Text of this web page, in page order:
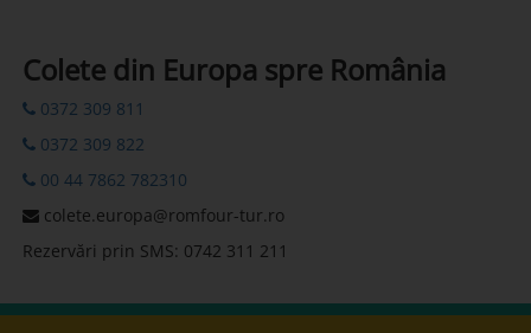
Colete din Europa spre România
0372 309 811
0372 309 822
00 44 7862 782310
colete.europa@romfour-tur.ro
Rezervări prin SMS: 0742 311 211